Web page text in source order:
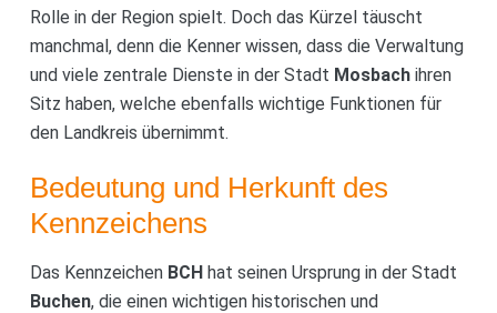
Rolle in der Region spielt. Doch das Kürzel täuscht
manchmal, denn die Kenner wissen, dass die Verwaltung
und viele zentrale Dienste in der Stadt Mosbachihren
Sitz haben, welche ebenfalls wichtige Funktionen für
den Landkreis übernimmt.
Bedeutung und Herkunft des
Kennzeichens
Das Kennzeichen BCHhat seinen Ursprung in der Stadt
Buchen, die einen wichtigen historischen und